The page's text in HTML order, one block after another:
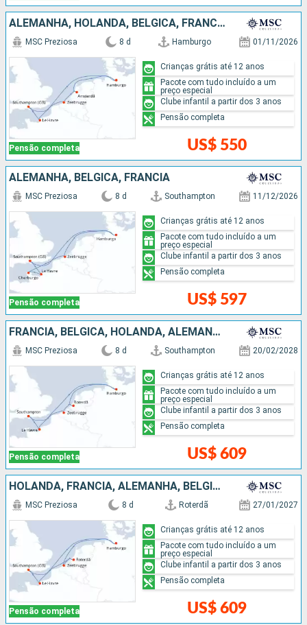
ALEMANHA, HOLANDA, BÉLGICA, FRANCIA
Pensão completa
MSC Preziosa 8 d Hamburgo 01/11/2026
US$ 550
Crianças grátis até 12 anos
Pacote com tudo incluído a um
preço especial
Clube infantil a partir dos 3 anos
Pensão completa
ALEMANHA, BÉLGICA, FRANCIA
Pensão completa
MSC Preziosa 8 d Southampton 11/12/2026
US$ 597
Crianças grátis até 12 anos
Pacote com tudo incluído a um
preço especial
Clube infantil a partir dos 3 anos
Pensão completa
FRANCIA, BÉLGICA, HOLANDA, ALEMANHA
Pensão completa
MSC Preziosa 8 d Southampton 20/02/2028
US$ 609
Crianças grátis até 12 anos
Pacote com tudo incluído a um
preço especial
Clube infantil a partir dos 3 anos
Pensão completa
HOLANDA, FRANCIA, ALEMANHA, BÉLGICA
Pensão completa
MSC Preziosa 8 d Roterdã 27/01/2027
US$ 609
Crianças grátis até 12 anos
Pacote com tudo incluído a um
preço especial
Clube infantil a partir dos 3 anos
Pensão completa